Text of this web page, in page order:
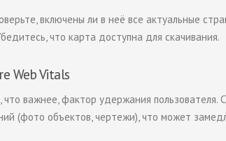
включены ли в неё все актуальные
что карта доступна для скачивания.
Web Vitals
важнее, фактор удержания пользователя.
(фото объектов, чертежи), что может